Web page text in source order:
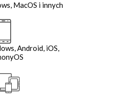
MacOS i innych
Android, iOS,